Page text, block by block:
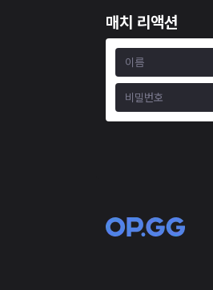
매치 리액션